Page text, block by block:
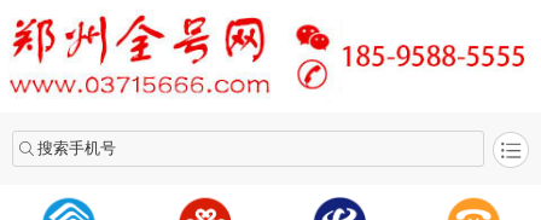
搜索手机号